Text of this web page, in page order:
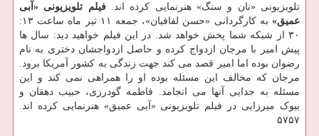
تلویزیونی «نان و سنگ» هنرنمایی کرده اند.فیلم تلویزیونی «آبی
عمیق»
به کارگردانی «حسن لفافیان»، جمعه ۱۱ تیر ماه ساعت ۱۳:
۳۰ از شبکه شما پخش خواهد شد. در این فیلم خواهید دید: سال ها
پیش امیر با مرجان ازدواج کرده و حاصل ازدواجشان دختری به نام
رضوان بوده اما امیر قصد می کند جهت زندگی به کشور آمریکا برود.
مرجان که مخالف این مسئله بوده او را همراهی نمی کند و این
مسئله به جدایی آنها می انجامد. فاطمه گودرزی، حبیب دهقان و
بیوک میرزایی در فیلم تلویزیونی «آبی عمیق» هنرنمایی کرده اند.
۵۷۵۷